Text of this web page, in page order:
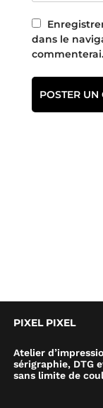
dans le
commenterai.
PIXEL PIXEL
Atelier
sérigraphie, DTG
sans limite de